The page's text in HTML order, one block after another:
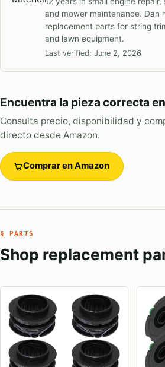
and mower maintenance. Dan
replacement parts for string
and lawn equipment.
Last verified:June 2, 2026
Encuentra la pieza correcta
Consulta precio, disponibilidad y
directo desde Amazon.
Comprar en Amazon
§ PARTS
Shop replacement